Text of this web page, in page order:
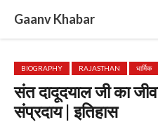
content
Gaanv Khabar
BIOGRAPHY RAJASTHAN धार्मिक
संत दादूदयाल जी का
संप्रदाय | इतिहास